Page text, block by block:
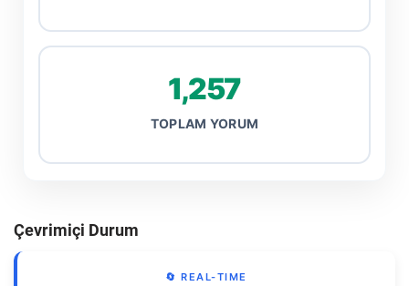
1,257
TOPLAM YORUM
Çevrimiçi Durum
🔄 REAL-TIME